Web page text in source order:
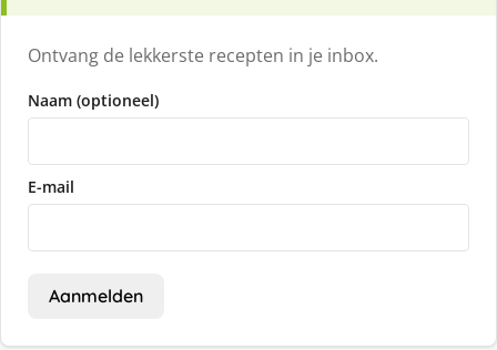
Ontvang de lekkerste recepten in je inbox.
Naam (optioneel)
E-mail
Aanmelden